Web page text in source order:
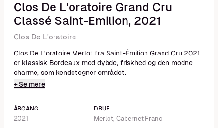
Clos De L'oratoire Grand Cru
Classé Saint-Emilion, 2021
Clos De L'oratoire
Clos De L'oratoire Merlot fra Saint-Émilion Grand Cru 2021
er klassisk Bordeaux med dybde, friskhed og den modne
charme, som kendetegner området.
+ Se mere
ÅRGANG
2021
DRUE
Merlot, Cabernet Franc